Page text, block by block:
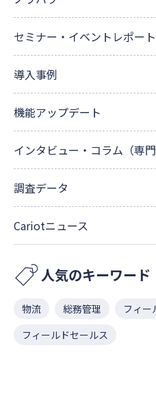
セミナー・イベントレポート
導入事例
機能アップデート
インタビュー・コラム（専門
調査データ
Cariotニュース
人気のキーワード
物流 総務管理
フィー
フィールドセールス